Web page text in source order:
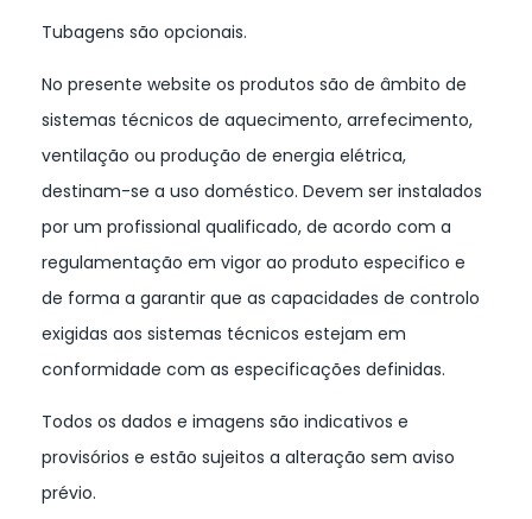
Tubagens são opcionais.
No presente website os produtos são de âmbito de
sistemas técnicos de aquecimento, arrefecimento,
ventilação ou produção de energia elétrica,
destinam-se a uso doméstico. Devem ser instalados
por um profissional qualificado, de acordo com a
regulamentação em vigor ao produto especifico e
de forma a garantir que as capacidades de controlo
exigidas aos sistemas técnicos estejam em
conformidade com as especificações definidas.
Todos os dados e imagens são indicativos e
provisórios e estão sujeitos a alteração sem aviso
prévio.